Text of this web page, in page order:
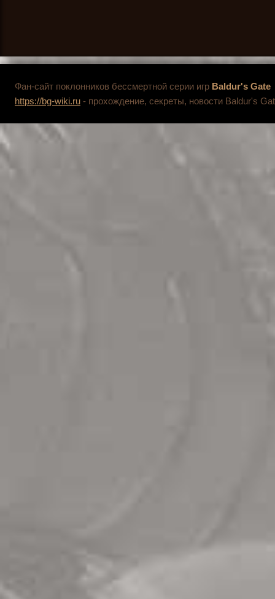
Фан-сайт поклонников бессмертной серии игр Baldur's Gate
https://bg-wiki.ru - прохождение, секреты, новости Baldur's